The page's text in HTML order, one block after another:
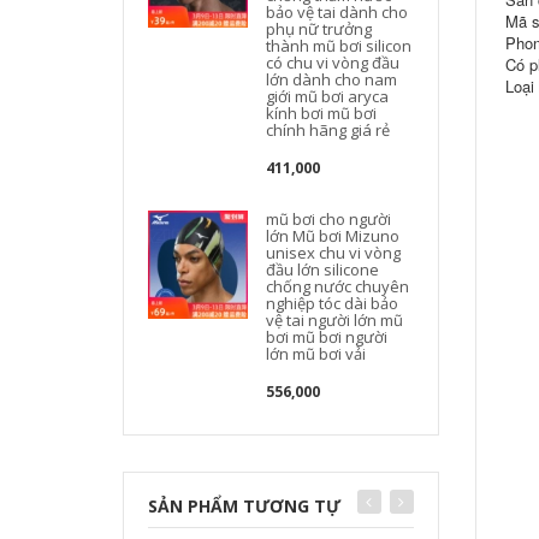
bảo vệ tai dành cho
phụ nữ trưởng
thành mũ bơi silicon
có chu vi vòng đầu
lớn dành cho nam
giới mũ bơi aryca
kính bơi mũ bơi
chính hãng giá rẻ
411,000
mũ bơi cho người
lớn Mũ bơi Mizuno
unisex chu vi vòng
đầu lớn silicone
chống nước chuyên
nghiệp tóc dài bảo
vệ tai người lớn mũ
bơi mũ bơi người
lớn mũ bơi vải
556,000
SẢN PHẨM TƯƠNG TỰ
Mã
Có